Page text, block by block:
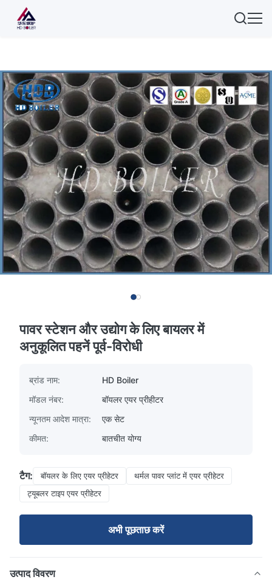
पावर स्टेशन और उद्योग के लिए बायलर में
अनुकूलित पहनें पूर्व-विरोधी
ब्रांड नाम:
HD Boiler
मॉडल नंबर:
बॉयलर एयर प्रीहीटर
न्यूनतम आदेश मात्रा:
एक सेट
कीमत:
बातचीत योग्य
टैग: बॉयलर के लिए एयर प्रीहेटर
थर्मल पावर प्लांट में एयर प्रीहेटर
ट्यूबलर टाइप एयर प्रीहेटर
अभी पूछताछ करें
उत्पाद विवरण